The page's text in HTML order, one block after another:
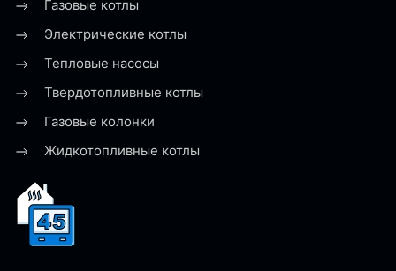
Газовые котлы
Электрические котлы
Тепловые насосы
Твердотопливные котлы
Газовые колонки
Жидкотопливные котлы